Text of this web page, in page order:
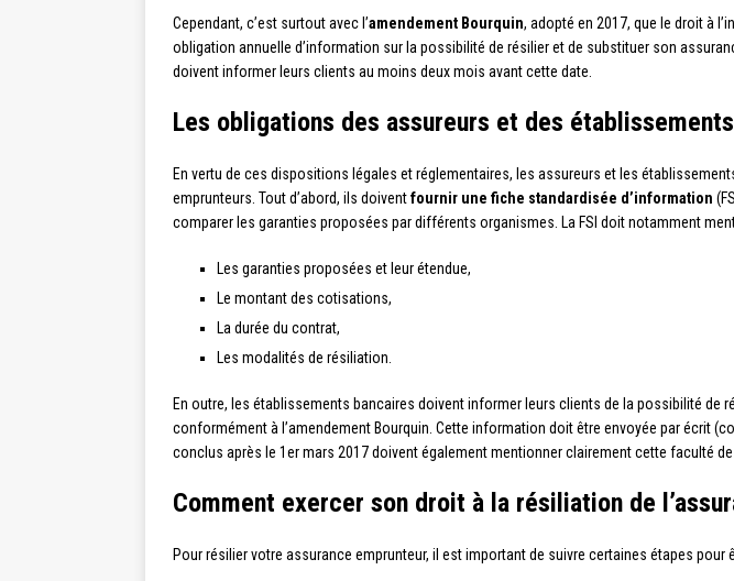
Cependant, c’est surtout avec l’amendement Bourquin, adopté en 2017, que le droit à
obligation annuelle d’information sur la possibilité de résilier et de substituer son
doivent informer leurs clients au moins deux mois avant cette date.
Les obligations des assureurs et des
En vertu de ces dispositions légales et réglementaires, les assureurs et les
emprunteurs. Tout d’abord, ils doiventfournir une fiche standardisée d’information
comparer les garanties proposées par différents organismes. La FSI doit notamment
Les garanties proposées et leur étendue,
Le montant des cotisations,
La durée du contrat,
Les modalités de résiliation.
En outre, les établissements bancaires doivent informer leurs clients de la possibilité de
conformément à l’amendement Bourquin. Cette information doit être envoyée par écrit
conclus après le 1er mars 2017 doivent également mentionner clairement cette faculté
Comment exercer son droit à la résiliation de
Pour résilier votre assurance emprunteur, il est important de suivre certaines étapes